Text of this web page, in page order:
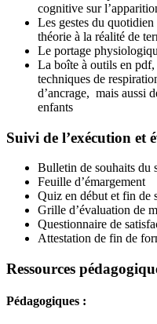
cognitive sur
Les gestes du
théorie à la réalité de
Le portage
La boîte à outils en pdf,
techniques de
d’ancrage, mais aussi
enfants
Suivi de l’exécution et
Bulletin de souhaits du
Feuille d’émargement
Quiz en début et fin de
Grille d’évaluation de
Questionnaire de
Attestation de fin de
Ressources
Pédagogiques :